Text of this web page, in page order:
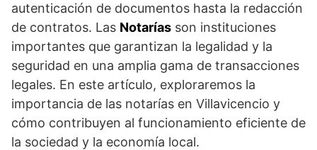
autenticación de documentos hasta la redacción
de contratos. Las Notarías son instituciones
importantes que garantizan la legalidad y la
seguridad en una amplia gama de transacciones
legales. En este artículo, exploraremos la
importancia de las notarías en Villavicencio y
cómo contribuyen al funcionamiento eficiente de
la sociedad y la economía local.